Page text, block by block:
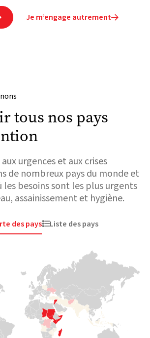
Je m’engage autrement
tous nos pays
urgences et aux crises
de nombreux pays du monde et
besoins sont les plus urgents
assainissement et hygiène.
Europe & Asie
Lorsque le conflit
a éclaté en 2022,
des millions de
familles ont dû
prendre la fuite
pour survivre. En
quelques jours,
Medair avait
déployé son
Syrie
La chute subite du
régime d’Assad
intervient après 13
années de conflit
aux effets
ravageurs sur les
communautés
syriennes. Les
séismes
des paysListe des pays